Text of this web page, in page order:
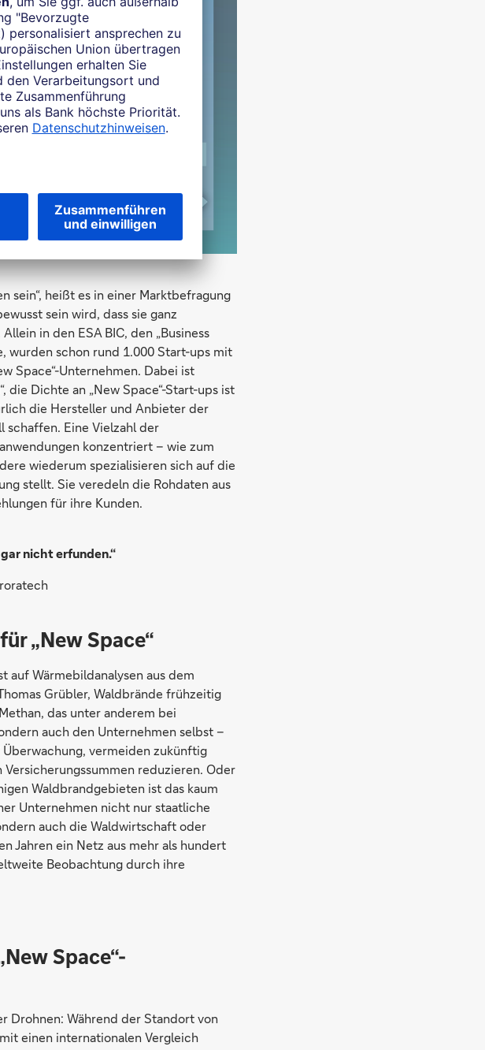
sein“, heißt es in einer Marktbefragung
sein wird, dass sie ganz
in den ESA BIC, den „Business
wurden schon rund 1.000 Start-ups mit
Space“-Unternehmen. Dabei ist
die Dichte an „New Space“-Start-ups ist
die Hersteller und Anbieter der
schaffen. Eine Vielzahl der
konzentriert – wie zum
wiederum spezialisieren sich auf die
stellt. Sie veredeln die Rohdaten aus
für ihre Kunden.
nicht erfunden.“
„New Space“
auf Wärmebildanalysen aus dem
Grübler, Waldbrände frühzeitig
das unter anderem bei
auch den Unternehmen selbst –
vermeiden zukünftig
reduzieren. Oder
Waldbrandgebieten ist das kaum
Unternehmen nicht nur staatliche
auch die Waldwirtschaft oder
Jahren ein Netz aus mehr als hundert
Beobachtung durch ihre
Space“-
Drohnen: Während der Standort von
einen internationalen Vergleich